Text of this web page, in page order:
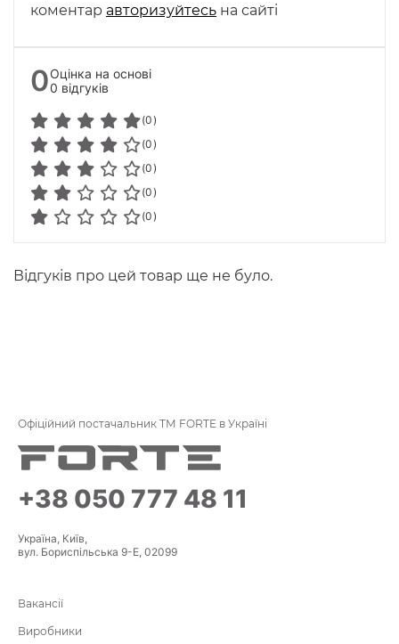
коментар авторизуйтесь на сайті
0Оцінка на основі
0 відгуків
(0)
(0)
(0)
(0)
(0)
Відгуків про цей товар ще не було.
Офіційний постачальник ТМ FORTE в Україні
+38 050 777 48 11
Україна, Київ,
вул. Бориспільська 9-Е, 02099
Вакансії
Виробники